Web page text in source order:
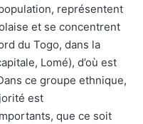
représentent
et se concentrent
du Togo, dans la
Lomé), d’où est
ce groupe ethnique,
est
que ce soit